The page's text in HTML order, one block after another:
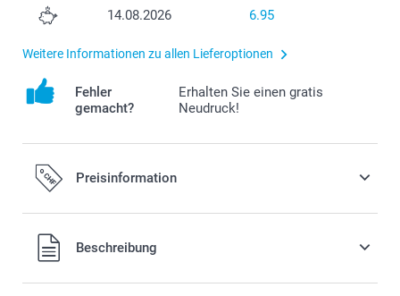
14.08.2026 6.95
Weitere Informationen zu allen Lieferoptionen
Fehler
gemacht?
Erhalten Sie einen gratis
Neudruck!
Preisinformation
Alle Preise verstehen sich in Schweizer Franken (CHF) inkl.
MwSt. und zzgl. Versandkosten.
Beschreibung